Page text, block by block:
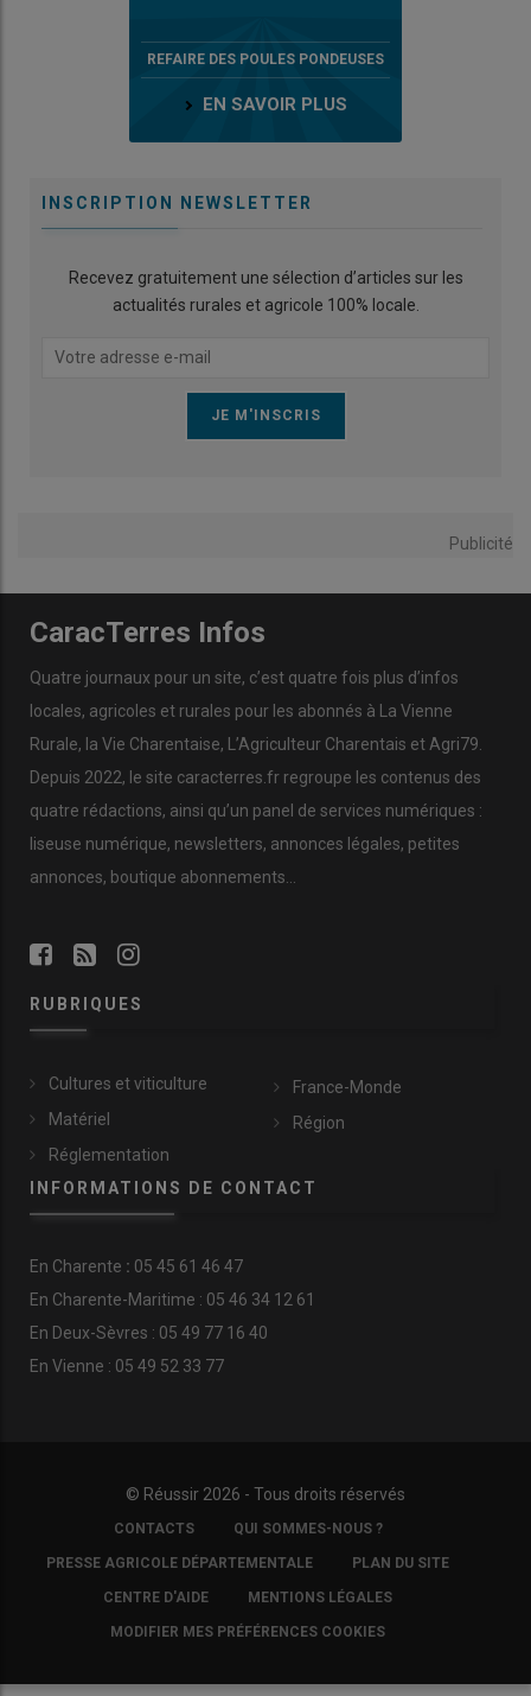
REFAIRE DES POULES PONDEUSES
EN SAVOIR PLUS
INSCRIPTION NEWSLETTER
Recevez gratuitement une sélection d’articles sur les
actualités rurales et agricole 100% locale.
Publicité
CaracTerres Infos
Quatre journaux pour un site, c’est quatre fois plus d’infos
locales, agricoles et rurales pour les abonnés à La Vienne
Rurale, la Vie Charentaise, L’Agriculteur Charentais et Agri79.
Depuis 2022, le site caracterres.fr regroupe les contenus des
quatre rédactions, ainsi qu’un panel de services numériques :
liseuse numérique, newsletters, annonces légales, petites
annonces, boutique abonnements…
RUBRIQUES
Cultures et viticulture
Matériel
Réglementation
France-Monde
Région
INFORMATIONS DE CONTACT
En Charente : 05 45 61 46 47
En Charente-Maritime : 05 46 34 12 61
En Deux-Sèvres : 05 49 77 16 40
En Vienne : 05 49 52 33 77
© Réussir 2026 - Tous droits réservés
COPYRIGHTCONTACTS QUI SOMMES-NOUS ?
PRESSE AGRICOLE DÉPARTEMENTALE PLAN DU SITE
CENTRE D'AIDE MENTIONS LÉGALES
MODIFIER MES PRÉFÉRENCES COOKIES